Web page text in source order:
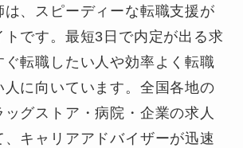
は、スピーディーな転職支援が
トです。最短3日で内定が出る求
ぐ転職したい人や効率よく転職
人に向いています。全国各地の
グストア・病院・企業の求人
、キャリアアドバイザーが迅速